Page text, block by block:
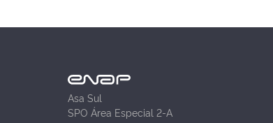
Asa Sul
SPO Área Especial 2-A